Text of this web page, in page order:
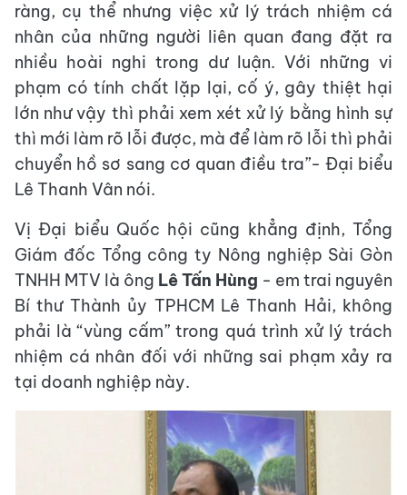
ràng, cụ thể nhưng việc xử lý trách nhiệm cá
nhân của những người liên quan đang đặt ra
nhiều hoài nghi trong dư luận. Với những vi
phạm có tính chất lặp lại, cố ý, gây thiệt hại
lớn như vậy thì phải xem xét xử lý bằng hình sự
thì mới làm rõ lỗi được, mà để làm rõ lỗi thì phải
chuyển hồ sơ sang cơ quan điều tra”- Đại biểu
Lê Thanh Vân nói.
Vị Đại biểu Quốc hội cũng khẳng định, Tổng
Giám đốc Tổng công ty Nông nghiệp Sài Gòn
TNHH MTV là ông Lê Tấn Hùng - em trai nguyên
Bí thư Thành ủy TPHCM Lê Thanh Hải, không
phải là “vùng cấm” trong quá trình xử lý trách
nhiệm cá nhân đối với những sai phạm xảy ra
tại doanh nghiệp này.